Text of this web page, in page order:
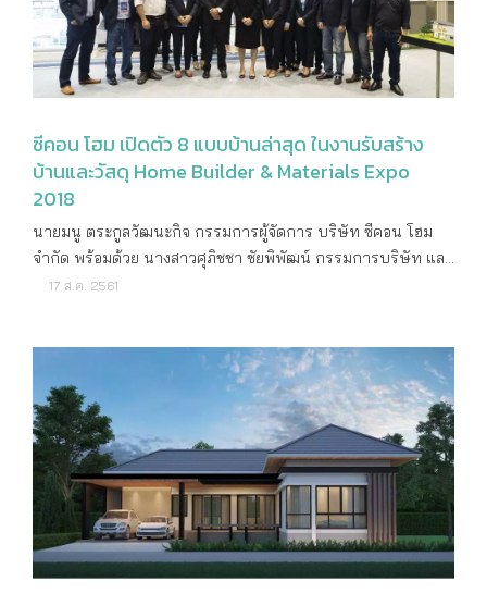
บาท สูงกว่าเป้าหมาย 12% จากเป้าที่ตั้งไว้ 2,700 ล้านบาท นับว่า
ประสบความสำเร็จ และเป็นการทำสถิติด้านยอดจองสร้างบ้านสูง
กว่าการจัดงานที่ผ่านมา โดยประเภทแบบบ้านราคาตั้งแต่ 2-5
ล้านบาทขึ้นไปได้รับยอดจองจากลูกค้ามากสุด ทั้งนี้ จากตัวเลข
ปัจจัย ทั้งภาพรวมตลาดรับสร้างบ้านมีทิศทางการเติบโตอย่างต่อ
เนื่อง จากแนวโน้มการขยายตัวของเศรษฐกิจของประเทศสูงขึ้น
โดยสำนักงานคณะกรรมการพัฒนาการเศรษฐกิจและสังคมแห่ง
ชาติ คาดการณ์ขยายตัวสูงถึง 4.8% การเร่งลงทุนโครงการของ
ภาครัฐ และมาตรการอัดฉีดเม็ดเงินเข้าสู่ระบบเศรษฐกิจของ
รัฐบาล ทำให้กำลังซื้อผู้บริโภคเติบโต และช่วยสร้างความเชื่อมั่น
ประมาณ รวมถึงช่องทางการเผยแพร่ประชาสัมพันธ์การจัดงาน
ให้ตรงกลุ่มเป้าหมายมากขึ้น โดยเน้นสื่อออนไลน์ และโฆษณา
ทางโทรทัศน์ ทำให้มีจำนวนยอดผู้เข้าร่วมงานเพิ่มขึ้น ส่งผลให้
ยอดจองในงานมากขึ้นเมื่อเทียบกับการจัดงานในช่วง 3 ปีที่ผ่าน
มา จากการประมวลผลข้อมูลแบบสอบถาม ผู้เข้าชมงาน พบว่า
ระดับราคาบ้านที่ได้รับความสนใจจองปลูกสร้างมากที่สุด ยังเป็น
แบบบ้านกลุ่มราคา 2-5 ล้านบาท คิดเป็น 21.95% รองลงมาเป็น
ราคา 1-2 ล้านบาท คิดเป็น 19.51% กลุ่มราคา 8-10 ล้านบาท คิด
เป็น 4.88% ขณะที่กลุ่มราคา 5-8 ล้านบาท และราคา 10-15 ล้าน
ซีคอน โฮม เปิดตัว 8 แบบบ้านล่าสุด ในงานรับสร้าง
บ้านและวัสดุ Home Builder & Materials Expo
2018
นายมนู ตระกูลวัฒนะกิจ กรรมการผู้จัดการ บริษัท ซีคอน โฮม
จำกัด พร้อมด้วย นางสาวศุภิชชา ชัยพิพัฒน์ กรรมการบริษัท และ
ทีมตลาด-ขาย นำแบบบ้านใหม่ล่าสุด 8 แบบภายใต้คอนเซ็ปต์
เสนอพิเศษสุดๆ เลือกรับ 1 สิทธิ์จาก 2 ข้อเสนอพิเศษสุด ได้แก่ รับ
evo HOME ระบบบ้านอัจฉริยะไร้สาย หรือ IphoneX พร้อม
NETFLIX ใช้ฟรี 1 ปี เฉพาะภายในงานรับสร้างบ้านและวัสดุ
Home Builder & Materials Expo 2018 ระหว่างวันที่ 16-19
สิงหาคม 2561 ณ บูธ ซีคอน โฮม เพลนารี ฮอลล์ ศูนย์การประชุม
แห่งชาติสิริกิติ์ โดยได้รับความสนใจจากผู้ชมงานอย่างคับคั่ง
17 ส.ค. 2561